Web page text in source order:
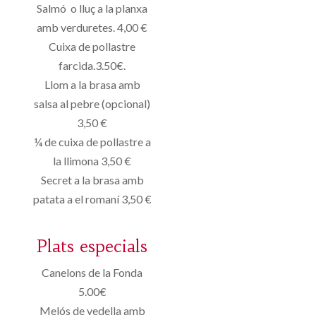
Salmó o lluç a la planxa
amb verduretes. 4,00 €
Cuixa de pollastre
farcida.3.50€.
Llom a la brasa amb
salsa al pebre (opcional)
3,50 €
¼ de cuixa de pollastre a
la llimona 3,50 €
Secret a la brasa amb
patata a el romaní 3,50 €
Plats especials
Canelons de la Fonda
5.00€
Melós de vedella amb